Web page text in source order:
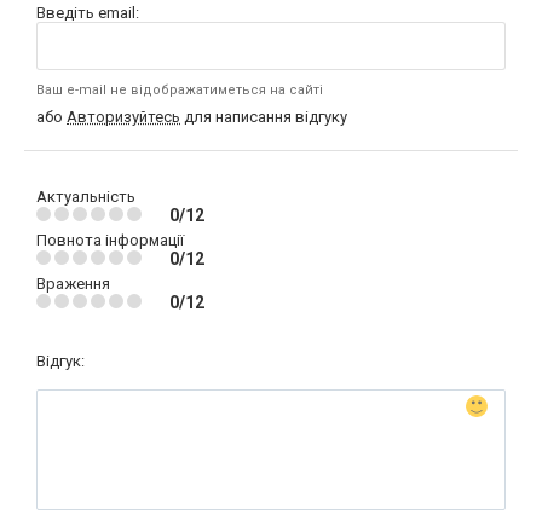
Введіть email:
Ваш e-mail не відображатиметься на сайті
або Авторизуйтесь для написання відгуку
Актуальність
0/12
Повнота інформації
0/12
Враження
0/12
Відгук: